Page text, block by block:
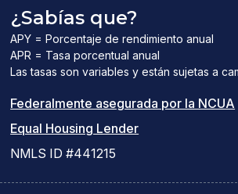
¿Sabías que?
APY = Porcentaje de rendimiento anual
APR = Tasa porcentual anual
Las tasas son variables y están sujetas a
Federalmente asegurada por la NCUA
Equal Housing Lender(el
NMLS ID #441215